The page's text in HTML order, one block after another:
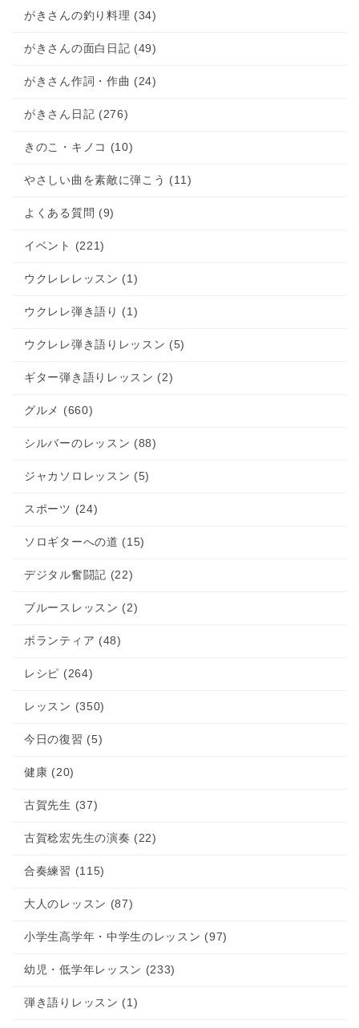
がきさんの釣り料理 (34)
がきさんの面白日記 (49)
がきさん作詞・作曲 (24)
がきさん日記 (276)
きのこ・キノコ (10)
やさしい曲を素敵に弾こう (11)
よくある質問 (9)
イベント (221)
ウクレレレッスン (1)
ウクレレ弾き語り (1)
ウクレレ弾き語りレッスン (5)
ギター弾き語りレッスン (2)
グルメ (660)
シルバーのレッスン (88)
ジャカソロレッスン (5)
スポーツ (24)
ソロギターへの道 (15)
デジタル奮闘記 (22)
ブルースレッスン (2)
ボランティア (48)
レシピ (264)
レッスン (350)
今日の復習 (5)
健康 (20)
古賀先生 (37)
古賀稔宏先生の演奏 (22)
合奏練習 (115)
大人のレッスン (87)
小学生高学年・中学生のレッスン (97)
幼児・低学年レッスン (233)
弾き語りレッスン (1)